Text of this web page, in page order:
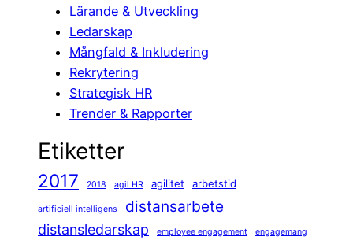
Lärande & Utveckling
Ledarskap
Mångfald & Inkludering
Rekrytering
Strategisk HR
Trender & Rapporter
Etiketter
2017 2018 agil HR agilitet arbetstid
artificiell intelligens distansarbete
distansledarskap employee engagement engagemang